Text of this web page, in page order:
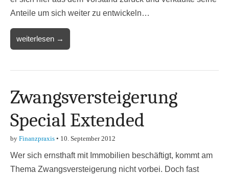
Anteile um sich weiter zu entwickeln…
weiterlesen →
Zwangsversteigerung
Special Extended
by Finanzpraxis • 10. September 2012
Wer sich ernsthaft mit Immobilien beschäftigt, kommt am
Thema Zwangsversteigerung nicht vorbei. Doch fast